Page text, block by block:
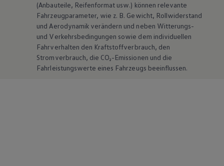
(Anbauteile, Reifenformat usw.) können relevante
Fahrzeugparameter, wie z. B. Gewicht, Rollwiderstand
und Aerodynamik verändern und neben Witterungs-
und Verkehrsbedingungen sowie dem individuellen
Fahrverhalten den Kraftstoffverbrauch, den
Stromverbrauch, die CO₂-Emissionen und die
Fahrleistungswerte eines Fahrzeugs beeinflussen.